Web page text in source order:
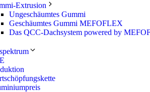
Extrusion
Ungeschäumtes Gummi
Geschäumtes Gummi MEFOFLEX
Das QCC-Dachsystem powered by